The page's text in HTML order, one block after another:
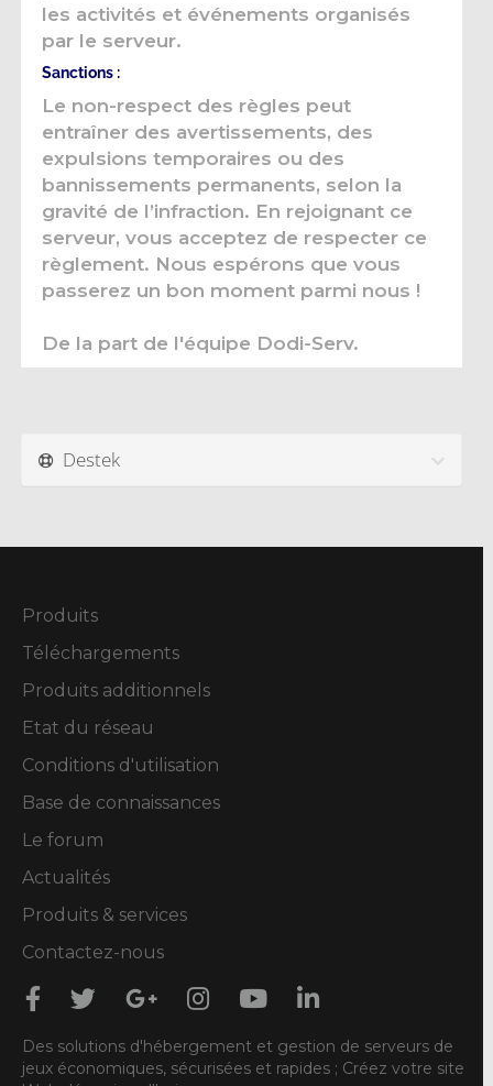
les activités et événements organisés
par le serveur.
Sanctions :
Le non-respect des règles peut
entraîner des avertissements, des
expulsions temporaires ou des
bannissements permanents, selon la
gravité de l’infraction. En rejoignant ce
serveur, vous acceptez de respecter ce
règlement. Nous espérons que vous
passerez un bon moment parmi nous !
De la part de l'équipe Dodi-Serv.
Destek
Produits
Téléchargements
Produits additionnels
Etat du réseau
Conditions d'utilisation
Base de connaissances
Le forum
Actualités
Produits & services
Contactez-nous
Des solutions d'hébergement et gestion de serveurs de
jeux économiques, sécurisées et rapides ; Créez votre site